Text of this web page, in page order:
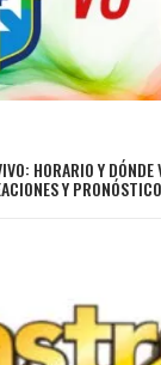
HORARIO Y DÓNDE
Y